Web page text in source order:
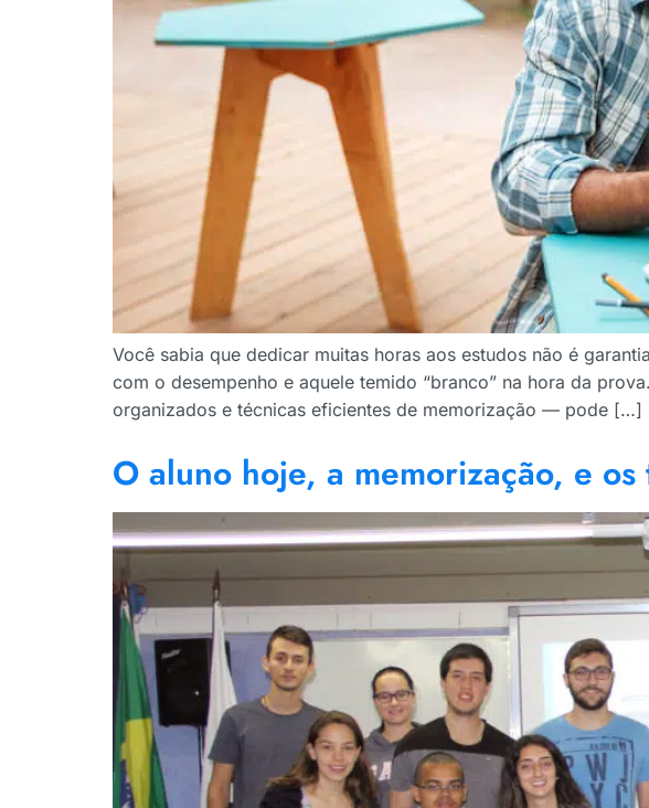
Você sabia que dedicar muitas horas aos estudos não é
com o desempenho e aquele temido “branco” na hora da
organizados e técnicas eficientes de memorização — pode […]
O aluno hoje, a memorização, e